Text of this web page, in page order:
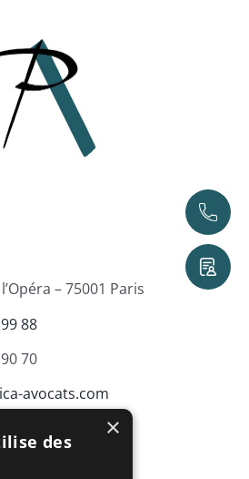
– 75001 Paris
88
70
avocats.com
×
des